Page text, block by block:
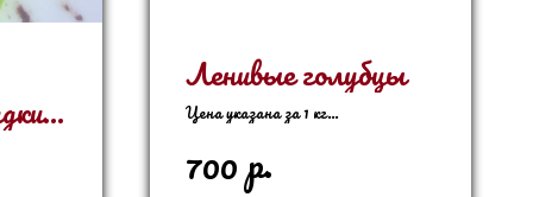
Ленивые голубцы
Цена указана за 1 кг
700р.